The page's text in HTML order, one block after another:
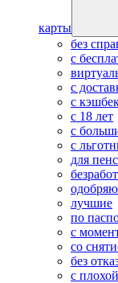
карты
без
с
с
с
с 18 лет
с
с
для
лучшие
по
с
со
без
с